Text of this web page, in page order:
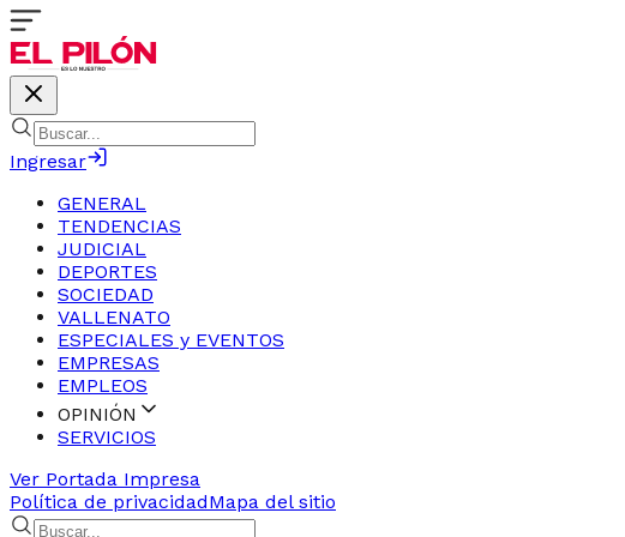
Ingresar
GENERAL
TENDENCIAS
JUDICIAL
DEPORTES
SOCIEDAD
VALLENATO
ESPECIALES y EVENTOS
EMPRESAS
EMPLEOS
OPINIÓN
SERVICIOS
Ver Portada Impresa
Política de privacidadMapa del sitio